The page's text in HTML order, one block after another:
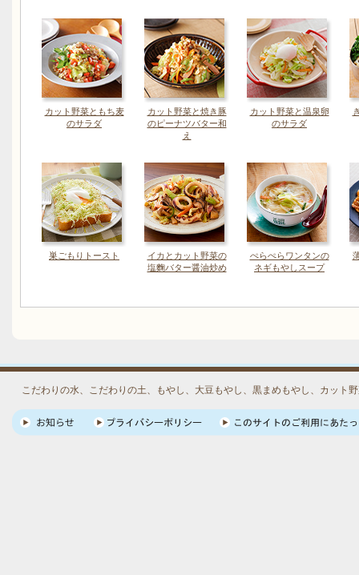
カット野菜ともち麦
のサラダ
カット野菜と焼き豚
のピーナツバター和
え
カット野菜と温泉卵
のサラダ
巣ごもりトースト
イカとカット野菜の
塩麴バター醤油炒め
ぺらぺらワンタンの
ネギもやしスープ
こだわりの水、こだわりの土、もやし、大豆もやし、黒まめもやし、カット